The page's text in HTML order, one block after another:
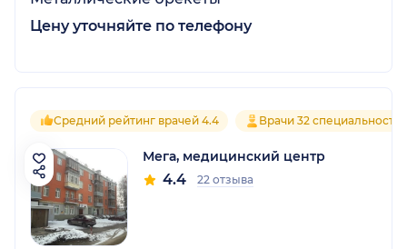
Цену уточняйте по телефону
Средний рейтинг врачей 4.4 Врачи 32
Мега, медицинский центр
4.4 22 отзыва